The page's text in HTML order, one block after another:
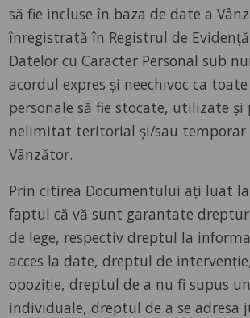
să fie incluse în baza de date a
înregistrată în Registrul de
Datelor cu Caracter Personal sub
acordul expres și neechivoc ca
personale să fie stocate, utilizate și
nelimitat teritorial și/sau temporar
Vânzător.
Prin citirea Documentului ați luat
faptul că vă sunt garantate
de lege, respectiv dreptul la
acces la date, dreptul de
opoziție, dreptul de a nu fi supus
individuale, dreptul de a se adresa